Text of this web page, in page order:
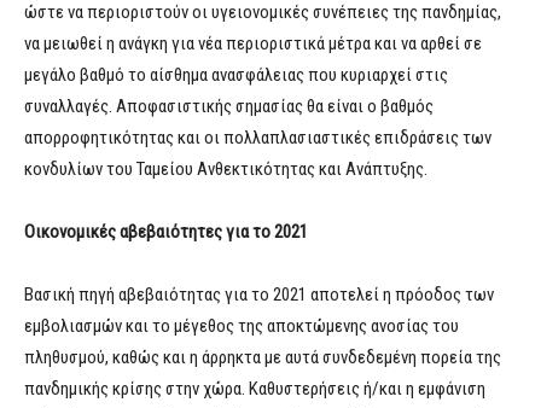
ώστε να περιοριστούν οι υγειονομικές συνέπειες της πανδημίας,
να μειωθεί η ανάγκη για νέα περιοριστικά μέτρα και να αρθεί σε
μεγάλο βαθμό το αίσθημα ανασφάλειας που κυριαρχεί στις
συναλλαγές. Αποφασιστικής σημασίας θα είναι ο βαθμός
απορροφητικότητας και οι πολλαπλασιαστικές επιδράσεις των
κονδυλίων του Ταμείου Ανθεκτικότητας και Ανάπτυξης.
Οικονομικές αβεβαιότητες για το 2021
Βασική πηγή αβεβαιότητας για το 2021 αποτελεί η πρόοδος των
εμβολιασμών και το μέγεθος της αποκτώμενης ανοσίας του
πληθυσμού, καθώς και η άρρηκτα με αυτά συνδεδεμένη πορεία της
πανδημικής κρίσης στην χώρα. Καθυστερήσεις ή/και η εμφάνιση